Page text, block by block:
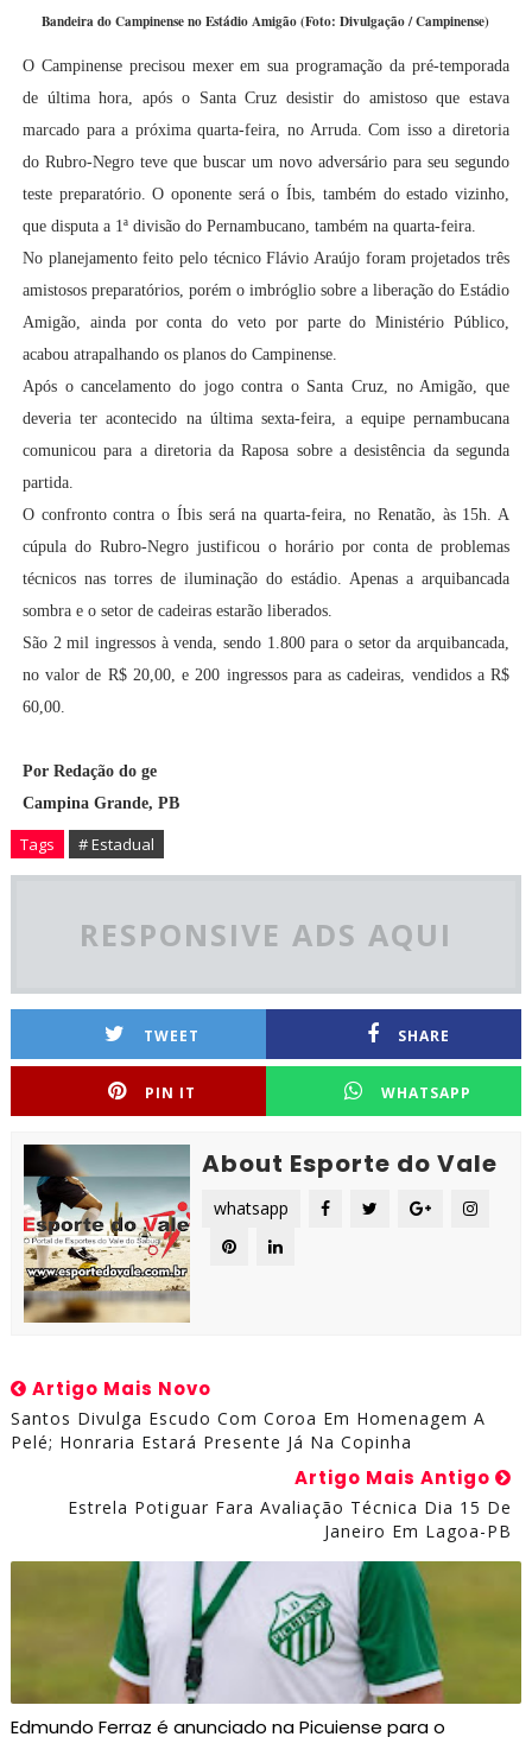
Bandeira do Campinense no Estádio Amigão (Foto: Divulgação / Campinense)
O Campinense precisou mexer em sua programação da pré-temporada
de última hora, após o Santa Cruz desistir do amistoso que estava
marcado para a próxima quarta-feira, no Arruda. Com isso a diretoria
do Rubro-Negro teve que buscar um novo adversário para seu segundo
teste preparatório. O oponente será o Íbis, também do estado vizinho,
que disputa a 1ª divisão do Pernambucano, também na quarta-feira.
No planejamento feito pelo técnico Flávio Araújo foram projetados três
amistosos preparatórios, porém o imbróglio sobre a liberação do Estádio
Amigão, ainda por conta do veto por parte do Ministério Público,
acabou atrapalhando os planos do Campinense.
Após o cancelamento do jogo contra o Santa Cruz, no Amigão, que
deveria ter acontecido na última sexta-feira, a equipe pernambucana
comunicou para a diretoria da Raposa sobre a desistência da segunda
partida.
O confronto contra o Íbis será na quarta-feira, no Renatão, às 15h. A
cúpula do Rubro-Negro justificou o horário por conta de problemas
técnicos nas torres de iluminação do estádio. Apenas a arquibancada
sombra e o setor de cadeiras estarão liberados.
São 2 mil ingressos à venda, sendo 1.800 para o setor da arquibancada,
no valor de R$ 20,00, e 200 ingressos para as cadeiras, vendidos a R$
60,00.
Por Redação do ge
Campina Grande, PB
Tags # Estadual
RESPONSIVE ADS AQUI
TWEET SHARE
PIN IT WHATSAPP
About Esporte do Vale
whatsapp
Artigo Mais Novo
Santos Divulga Escudo Com Coroa Em Homenagem A
Pelé; Honraria Estará Presente Já Na Copinha
Artigo Mais Antigo
Estrela Potiguar Fara Avaliação Técnica Dia 15 De
Janeiro Em Lagoa-PB
Edmundo Ferraz é anunciado na Picuiense para o